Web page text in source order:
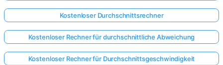
Kostenloser Durchschnittsrechner
Kostenloser Rechner für durchschnittliche Abweichung
Kostenloser Rechner für Durchschnittsgeschwindigkeit